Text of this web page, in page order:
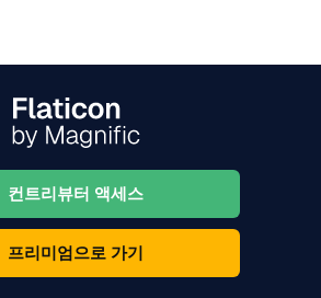
컨트리뷰터 액세스
프리미엄으로 가기